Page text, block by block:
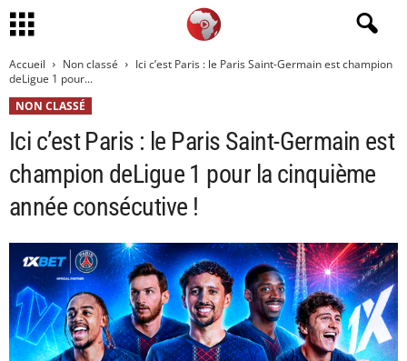
Accueil Non classé
Ici c’est Paris : le Paris Saint-Germain est champion
deLigue 1 pour...
NON CLASSÉ
Ici c’est Paris : le Paris Saint-Germain est
champion deLigue 1 pour la cinquième
année consécutive !